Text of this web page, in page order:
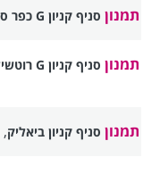
תמנון סניף קניון G כפר סבא
תמנון סניף קניון G רוטשילד
תמנון סניף קניון ביאליק,